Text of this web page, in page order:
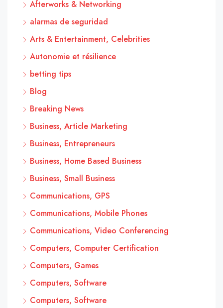
Afterworks & Networking
alarmas de seguridad
Arts & Entertainment, Celebrities
Autonomie et résilience
betting tips
Blog
Breaking News
Business, Article Marketing
Business, Entrepreneurs
Business, Home Based Business
Business, Small Business
Communications, GPS
Communications, Mobile Phones
Communications, Video Conferencing
Computers, Computer Certification
Computers, Games
Computers, Software
Computers, Software